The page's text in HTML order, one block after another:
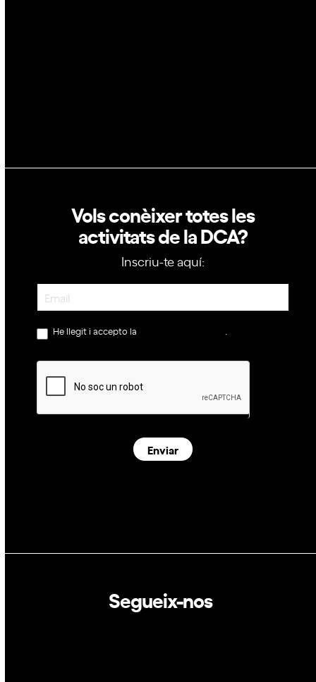
Vols conèixer totes les
activitats de la DCA?
Inscriu-te aquí:
Newsletter
He llegit i accepto la
Enviar
Segueix-nos